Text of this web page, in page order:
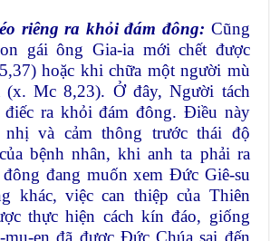
riêng ra khỏi đám đông: Cũng
gái ông Gia-ia mới chết được
hoặc khi chữa một người mù
(x. Mc 8,23). Ở đây, Người tách
ra khỏi đám đông. Điều này
và cảm thông trước thái độ
bệnh nhân, khi anh ta phải ra
đang muốn xem Đức Giê-su
khác, việc can thiệp của Thiên
thực hiện cách kín đáo, giống
en đã được Đức Chúa sai đến